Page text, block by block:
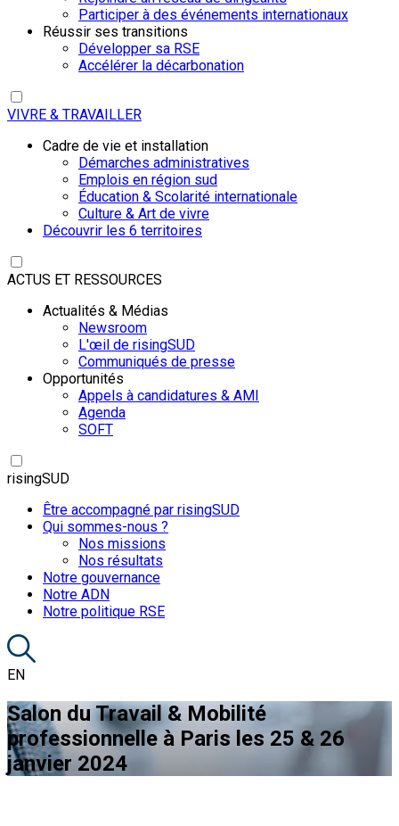
Participer à des événements internationaux
Réussir ses transitions
Développer sa RSE
Accélérer la décarbonation
VIVRE & TRAVAILLER
Cadre de vie et installation
Démarches administratives
Emplois en région sud
Éducation & Scolarité internationale
Culture & Art de vivre
Découvrir les 6 territoires
ACTUS ET RESSOURCES
Actualités & Médias
Newsroom
L'œil de risingSUD
Communiqués de presse
Opportunités
Appels à candidatures & AMI
Agenda
SOFT
risingSUD
Être accompagné par risingSUD
Qui sommes-nous ?
Nos missions
Nos résultats
Notre gouvernance
Notre ADN
Notre politique RSE
EN
Salon du Travail & Mobilité
professionnelle à Paris les 25 & 26
janvier 2024